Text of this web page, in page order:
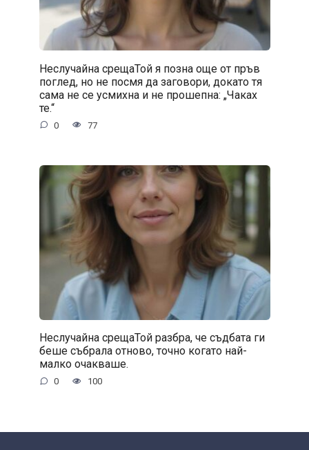
Неслучайна срещаТой я позна още от пръв
поглед, но не посмя да заговори, докато тя
сама не се усмихна и не прошепна: „Чаках
те.“
0 77
Неслучайна срещаТой разбра, че съдбата ги
беше събрала отново, точно когато най-
малко очакваше.
0 100